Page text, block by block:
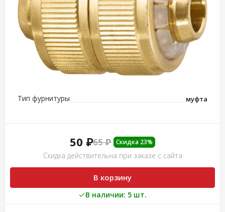
Тип фурнитуры муфта
50 ₽65 ₽ Скидка 23%
Скидка действительна при заказе с сайта
В корзину
В наличии: 5 шт.